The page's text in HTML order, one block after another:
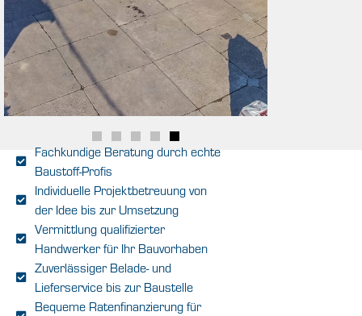
Fachkundige Beratung durch echte
Baustoff-Profis
Individuelle Projektbetreuung von
der Idee bis zur Umsetzung
Vermittlung qualifizierter
Handwerker für Ihr Bauvorhaben
Zuverlässiger Belade- und
Lieferservice bis zur Baustelle
Bequeme Ratenfinanzierung für